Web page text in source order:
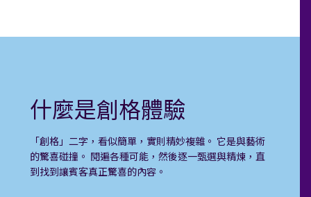
什麼是創格體驗
「創格」二字，看似簡單，實則精妙複雜。 它是與藝術
的驚喜碰撞。 閱遍各種可能，然後逐一甄選與精煉，直
到找到讓賓客真正驚喜的內容。